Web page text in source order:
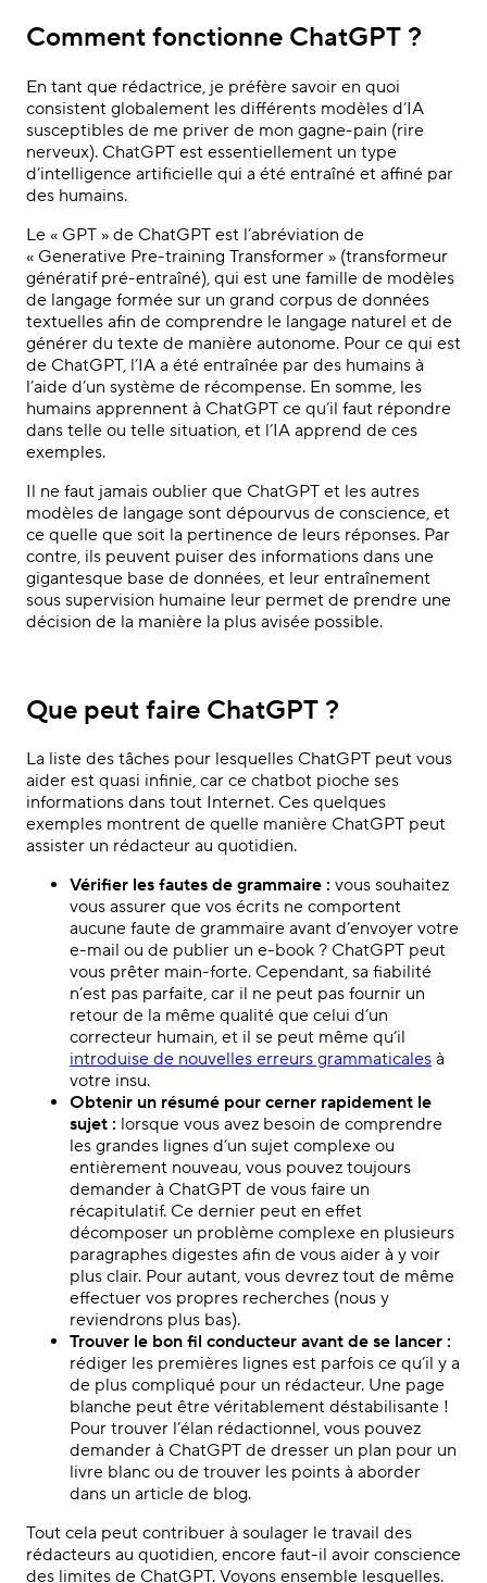
Comment fonctionne ChatGPT ?
En tant que rédactrice, je préfère savoir en quoi
consistent globalement les différents modèles d’IA
susceptibles de me priver de mon gagne-pain (rire
nerveux). ChatGPT est essentiellement un type
d’intelligence artificielle qui a été entraîné et affiné par
des humains.
Le « GPT » de ChatGPT est l’abréviation de
« Generative Pre-training Transformer » (transformeur
génératif pré-entraîné), qui est une famille de modèles
de langage formée sur un grand corpus de données
textuelles afin de comprendre le langage naturel et de
générer du texte de manière autonome. Pour ce qui est
de ChatGPT, l’IA a été entraînée par des humains à
l’aide d’un système de récompense. En somme, les
humains apprennent à ChatGPT ce qu’il faut répondre
dans telle ou telle situation, et l’IA apprend de ces
exemples.
Il ne faut jamais oublier que ChatGPT et les autres
modèles de langage sont dépourvus de conscience, et
ce quelle que soit la pertinence de leurs réponses. Par
contre, ils peuvent puiser des informations dans une
gigantesque base de données, et leur entraînement
sous supervision humaine leur permet de prendre une
décision de la manière la plus avisée possible.
Que peut faire ChatGPT ?
La liste des tâches pour lesquelles ChatGPT peut vous
aider est quasi infinie, car ce chatbot pioche ses
informations dans tout Internet. Ces quelques
exemples montrent de quelle manière ChatGPT peut
assister un rédacteur au quotidien.
Vérifier les fautes de grammaire : vous souhaitez
vous assurer que vos écrits ne comportent
aucune faute de grammaire avant d’envoyer votre
e-mail ou de publier un e-book ? ChatGPT peut
vous prêter main-forte. Cependant, sa fiabilité
n’est pas parfaite, car il ne peut pas fournir un
retour de la même qualité que celui d’un
correcteur humain, et il se peut même qu’il
introduise de nouvelles erreurs grammaticales à
votre insu.
Obtenir un résumé pour cerner rapidement le
sujet : lorsque vous avez besoin de comprendre
les grandes lignes d’un sujet complexe ou
entièrement nouveau, vous pouvez toujours
demander à ChatGPT de vous faire un
récapitulatif. Ce dernier peut en effet
décomposer un problème complexe en plusieurs
paragraphes digestes afin de vous aider à y voir
plus clair. Pour autant, vous devrez tout de même
effectuer vos propres recherches (nous y
reviendrons plus bas).
Trouver le bon fil conducteur avant de se lancer :
rédiger les premières lignes est parfois ce qu’il y a
de plus compliqué pour un rédacteur. Une page
blanche peut être véritablement déstabilisante !
Pour trouver l’élan rédactionnel, vous pouvez
demander à ChatGPT de dresser un plan pour un
livre blanc ou de trouver les points à aborder
dans un article de blog.
Tout cela peut contribuer à soulager le travail des
rédacteurs au quotidien, encore faut-il avoir conscience
des limites de ChatGPT. Voyons ensemble lesquelles.